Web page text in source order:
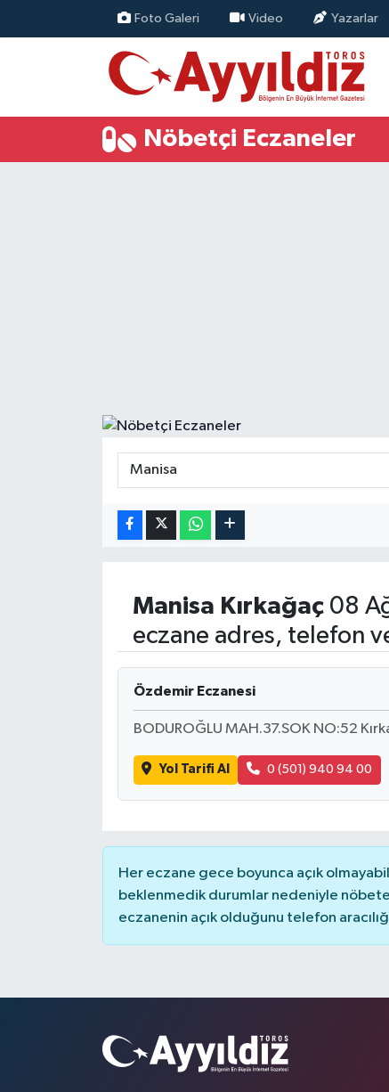
Foto Galeri Video Yazarlar
Nöbetçi Eczaneler
Manisa Kırkağaç08
eczane adres, telefon
Özdemir Eczanesi
BODUROĞLU MAH.37.SOK NO:52
Yol Tarifi Al 0 (501) 940 94 00
Her eczane gece boyunca açık
beklenmedik durumlar nedeniyle
eczanenin açık olduğunu telefon